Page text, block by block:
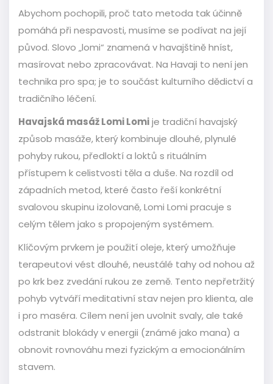
Abychom pochopili, proč tato metoda tak účinně
pomáhá při nespavosti, musíme se podívat na její
původ. Slovo „lomi“ znamená v havajštině hníst,
masírovat nebo zpracovávat. Na Havaji to není jen
technika pro spa; je to součást kulturního dědictví a
tradičního léčení.
Havajská masáž Lomi Lomije tradiční havajský
způsob masáže, který kombinuje dlouhé, plynulé
pohyby rukou, předloktí a loktů s rituálním
přístupem k celistvosti těla a duše. Na rozdíl od
západních metod, které často řeší konkrétní
svalovou skupinu izolovaně, Lomi Lomi pracuje s
celým tělem jako s propojeným systémem.
Klíčovým prvkem je použití oleje, který umožňuje
terapeutovi vést dlouhé, neustálé tahy od nohou až
po krk bez zvedání rukou ze země. Tento nepřetržitý
pohyb vytváří meditativní stav nejen pro klienta, ale
i pro maséra. Cílem není jen uvolnit svaly, ale také
odstranit blokády v energii (známé jako mana) a
obnovit rovnováhu mezi fyzickým a emocionálním
stavem.